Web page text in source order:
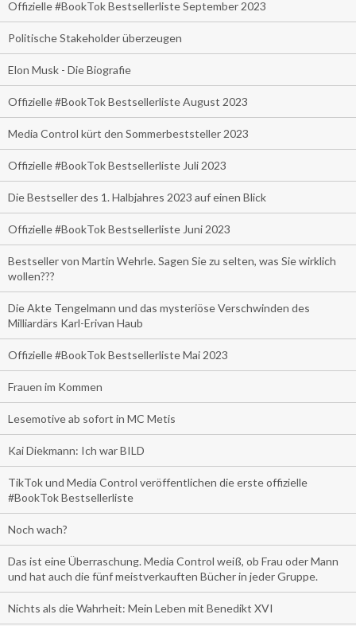
Offizielle #BookTok Bestsellerliste September 2023
Politische Stakeholder überzeugen
Elon Musk - Die Biografie
Offizielle #BookTok Bestsellerliste August 2023
Media Control kürt den Sommerbeststeller 2023
Offizielle #BookTok Bestsellerliste Juli 2023
Die Bestseller des 1. Halbjahres 2023 auf einen Blick
Offizielle #BookTok Bestsellerliste Juni 2023
Bestseller von Martin Wehrle. Sagen Sie zu selten, was Sie wirklich
wollen???
Die Akte Tengelmann und das mysteriöse Verschwinden des
Milliardärs Karl-Erivan Haub
Offizielle #BookTok Bestsellerliste Mai 2023
Frauen im Kommen
Lesemotive ab sofort in MC Metis
Kai Diekmann: Ich war BILD
TikTok und Media Control veröffentlichen die erste offizielle
#BookTok Bestsellerliste
Noch wach?
Das ist eine Überraschung. Media Control weiß, ob Frau oder Mann
und hat auch die fünf meistverkauften Bücher in jeder Gruppe.
Nichts als die Wahrheit: Mein Leben mit Benedikt XVI